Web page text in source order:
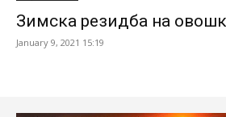
Зимска резидба на
January 9, 2021 15:19